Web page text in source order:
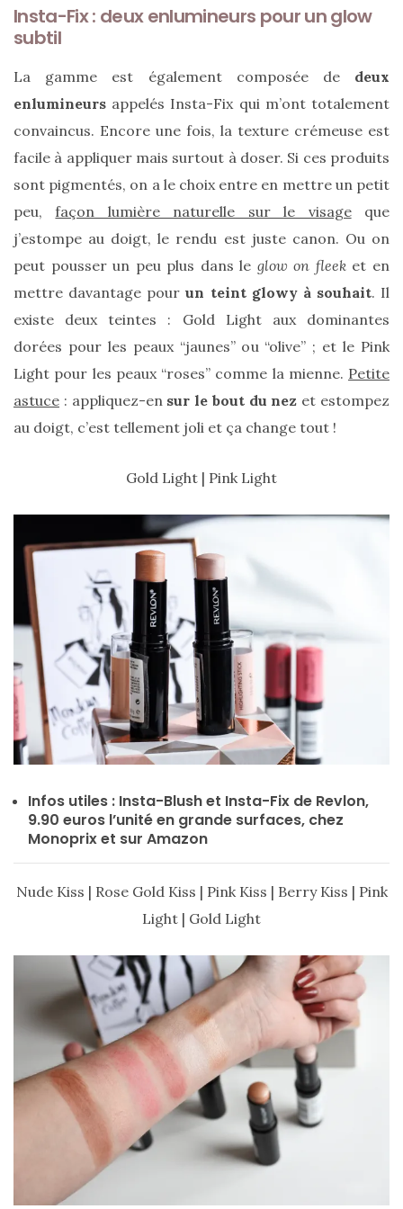
vegan
:
7
responsables
au
cuir
11/04/2026
Comparatif :
les
sacs
Monceau
et
Mini
Marly
Ateliers
Auguste,
lequel
choisir
02/05/2026
CATÉGORIES
DU BLOG
Actualités
beauté
(10)
Conseils
beauté
(54)
Favoris
déceptions
Insta-Fix : deux enlumineurs pour un glow
subtil
La gamme est également composée de deux
enlumineurs appelés Insta-Fix qui m’ont totalement
convaincus. Encore une fois, la texture crémeuse est
facile à appliquer mais surtout à doser. Si ces produits
sont pigmentés, on a le choix entre en mettre un petit
peu,façon lumière naturelle sur le visageque
j’estompe au doigt, le rendu est juste canon. Ou on
peut pousser un peu plus dans le glow on fleeket en
mettre davantage pour un teint glowy à souhait. Il
existe deux teintes : Gold Light aux dominantes
dorées pour les peaux “jaunes” ou “olive” ; et le Pink
Light pour les peaux “roses” comme la mienne. Petite
astuce : appliquez-en sur le bout du nez et estompez
au doigt, c’est tellement joli et ça change tout !
Gold Light | Pink Light
Infos utiles : Insta-Blush et Insta-Fix de Revlon,
9.90 euros l’unité en grande surfaces, chez
Monoprix et sur Amazon
Nude Kiss | Rose Gold Kiss | Pink Kiss | Berry Kiss | Pink
Light | Gold Light